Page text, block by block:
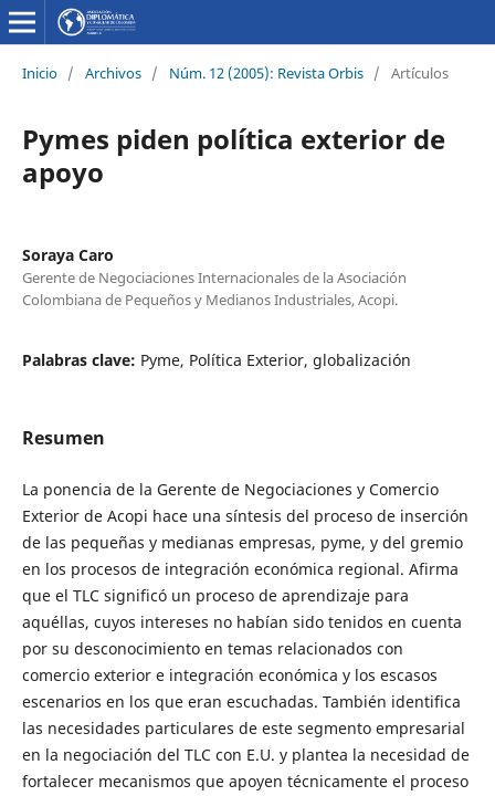
Inicio / Archivos / Núm. 12 (2005): Revista Orbis / Artículos
Pymes piden política exterior de
apoyo
Soraya Caro
Gerente de Negociaciones Internacionales de la Asociación
Colombiana de Pequeños y Medianos Industriales, Acopi.
Palabras clave: Pyme, Política Exterior, globalización
Resumen
La ponencia de la Gerente de Negociaciones y Comercio
Exterior de Acopi hace una síntesis del proceso de inserción
de las pequeñas y medianas empresas, pyme, y del gremio
en los procesos de integración económica regional. Afirma
que el TLC significó un proceso de aprendizaje para
aquéllas, cuyos intereses no habían sido tenidos en cuenta
por su desconocimiento en temas relacionados con
comercio exterior e integración económica y los escasos
escenarios en los que eran escuchadas. También identifica
las necesidades particulares de este segmento empresarial
en la negociación del TLC con E.U. y plantea la necesidad de
fortalecer mecanismos que apoyen técnicamente el proceso